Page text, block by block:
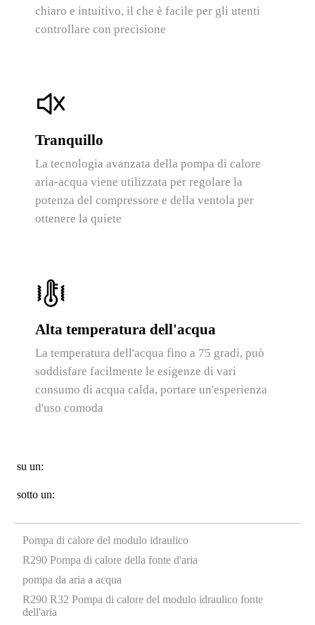
chiaro e intuitivo, il che è facile per gli utenti
controllare con precisione
Tranquillo
La tecnologia avanzata della pompa di calore
aria-acqua viene utilizzata per regolare la
potenza del compressore e della ventola per
ottenere la quiete
Alta temperatura dell'acqua
La temperatura dell'acqua fino a 75 gradi, può
soddisfare facilmente le esigenze di vari
consumo di acqua calda, portare un'esperienza
d'uso comoda
su un:
sotto un:
Pompa di calore del modulo idraulico
R290 Pompa di calore della fonte d'aria
pompa da aria a acqua
R290 R32 Pompa di calore del modulo idraulico fonte
dell'aria